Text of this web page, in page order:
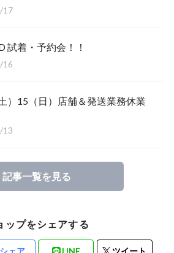
17
試着・予約会！！
16
）15（日）店舗＆発送業務休業
13
記事一覧を見る
ップをシェアする